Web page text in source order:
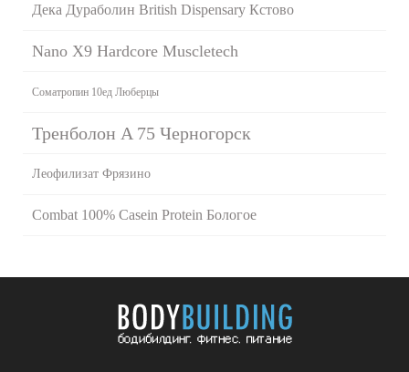
Дека Дураболин British Dispensary Кстово
Nano X9 Hardcore Muscletech
Cоматропин 10ед Люберцы
Тренболон A 75 Черногорск
Леофилизат Фрязино
Combat 100% Casein Protein Бологое